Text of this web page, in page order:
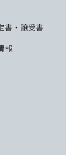
書・譲受書
報